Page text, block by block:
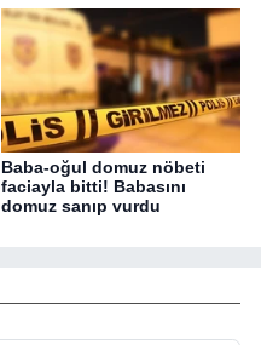
Baba-oğul domuz nöbeti
faciayla bitti! Babasını
domuz sanıp vurdu